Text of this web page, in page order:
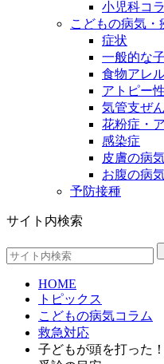
小児科コ
こどもの病気・
症状
一般的な
食物アレ
アトピー
気管支ぜ
花粉症・
感染症
皮膚の病
お腹の病
予防接種
サイト内検索
HOME
トピックス
こどもの病気コラム
救急対応
子どもが頭を打った